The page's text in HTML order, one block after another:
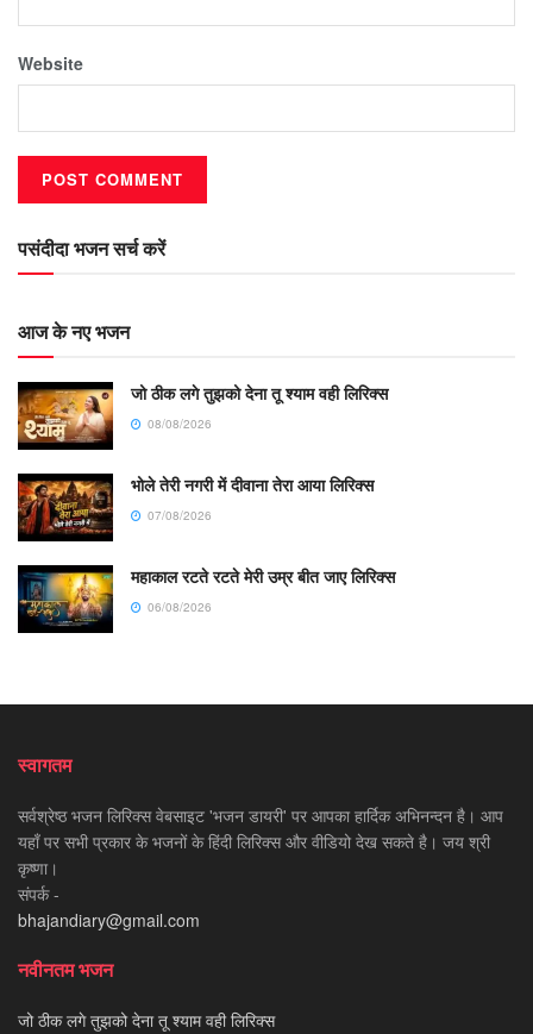
Website
पसंदीदा भजन सर्च करें
आज के नए भजन
जो ठीक लगे तुझको देना तू श्याम वही लिरिक्स
08/08/2026
भोले तेरी नगरी में दीवाना तेरा आया लिरिक्स
07/08/2026
महाकाल रटते रटते मेरी उम्र बीत जाए लिरिक्स
06/08/2026
स्वागतम
सर्वश्रेष्ठ भजन लिरिक्स वेबसाइट 'भजन डायरी' पर आपका हार्दिक अभिनन्दन है। आप
यहाँ पर सभी प्रकार के भजनों के हिंदी लिरिक्स और वीडियो देख सकते है। जय श्री
कृष्णा।
संपर्क -
bhajandiary@gmail.com
नवीनतम भजन
जो ठीक लगे तुझको देना तू श्याम वही लिरिक्स